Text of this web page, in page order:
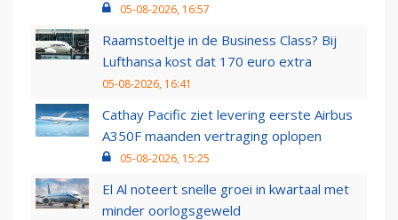
05-08-2026, 16:57
Raamstoeltje in de Business Class? Bij
Lufthansa kost dat 170 euro extra
05-08-2026, 16:41
Cathay Pacific ziet levering eerste Airbus
A350F maanden vertraging oplopen
05-08-2026, 15:25
El Al noteert snelle groei in kwartaal met
minder oorlogsgeweld